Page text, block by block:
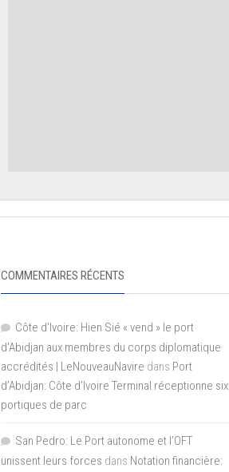
COMMENTAIRES RÉCENTS
Côte d'Ivoire: Hien Sié « vend » le port
d'Abidjan aux membres du corps diplomatique
accrédités | LeNouveauNavire dans Port
d’Abidjan: Côte d’Ivoire Terminal réceptionne six
portiques de parc
San Pedro: Le Port autonome et l’OFT
unissent leurs forces dans Notation financière: